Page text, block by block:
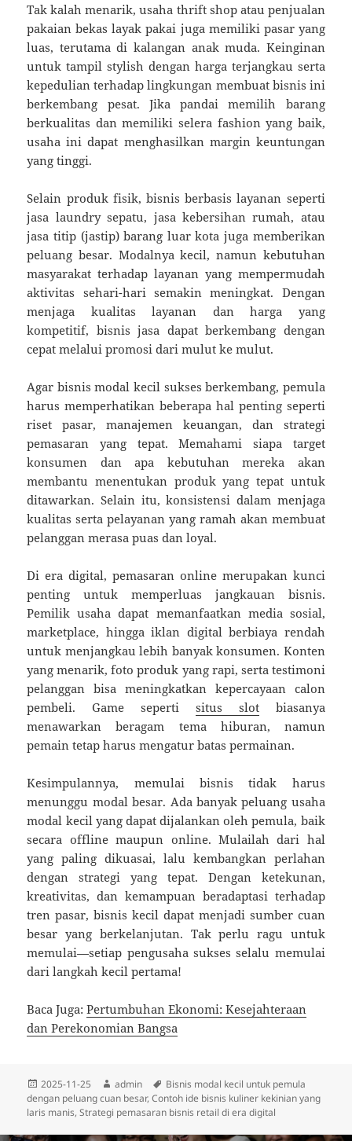
Tak kalah menarik, usaha thrift shop atau penjualan
pakaian bekas layak pakai juga memiliki pasar yang
luas, terutama di kalangan anak muda. Keinginan
untuk tampil stylish dengan harga terjangkau serta
kepedulian terhadap lingkungan membuat bisnis ini
berkembang pesat. Jika pandai memilih barang
berkualitas dan memiliki selera fashion yang baik,
usaha ini dapat menghasilkan margin keuntungan
yang tinggi.
Selain produk fisik, bisnis berbasis layanan seperti
jasa laundry sepatu, jasa kebersihan rumah, atau
jasa titip (jastip) barang luar kota juga memberikan
peluang besar. Modalnya kecil, namun kebutuhan
masyarakat terhadap layanan yang mempermudah
aktivitas sehari-hari semakin meningkat. Dengan
menjaga kualitas layanan dan harga yang
kompetitif, bisnis jasa dapat berkembang dengan
cepat melalui promosi dari mulut ke mulut.
Agar bisnis modal kecil sukses berkembang, pemula
harus memperhatikan beberapa hal penting seperti
riset pasar, manajemen keuangan, dan strategi
pemasaran yang tepat. Memahami siapa target
konsumen dan apa kebutuhan mereka akan
membantu menentukan produk yang tepat untuk
ditawarkan. Selain itu, konsistensi dalam menjaga
kualitas serta pelayanan yang ramah akan membuat
pelanggan merasa puas dan loyal.
Di era digital, pemasaran online merupakan kunci
penting untuk memperluas jangkauan bisnis.
Pemilik usaha dapat memanfaatkan media sosial,
marketplace, hingga iklan digital berbiaya rendah
untuk menjangkau lebih banyak konsumen. Konten
yang menarik, foto produk yang rapi, serta testimoni
pelanggan bisa meningkatkan kepercayaan calon
pembeli. Game seperti situs slotbiasanya
menawarkan beragam tema hiburan, namun
pemain tetap harus mengatur batas permainan.
Kesimpulannya, memulai bisnis tidak harus
menunggu modal besar. Ada banyak peluang usaha
modal kecil yang dapat dijalankan oleh pemula, baik
secara offline maupun online. Mulailah dari hal
yang paling dikuasai, lalu kembangkan perlahan
dengan strategi yang tepat. Dengan ketekunan,
kreativitas, dan kemampuan beradaptasi terhadap
tren pasar, bisnis kecil dapat menjadi sumber cuan
besar yang berkelanjutan. Tak perlu ragu untuk
memulai—setiap pengusaha sukses selalu memulai
dari langkah kecil pertama!
Baca Juga:Pertumbuhan Ekonomi: Kesejahteraan
dan Perekonomian Bangsa
Diposkan
pada
2025-11-25 Penulis
admin Tag
Bisnis modal kecil untuk pemula
dengan peluang cuan besar,Contoh ide bisnis kuliner kekinian yang
laris manis,Strategi pemasaran bisnis retail di era digital